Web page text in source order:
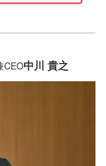
CEO中川 貴之